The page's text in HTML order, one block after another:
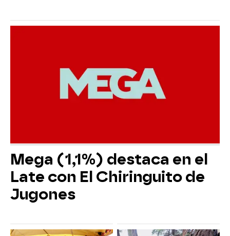
Mega (1,1%) destaca en el
Late con El Chiringuito de
Jugones